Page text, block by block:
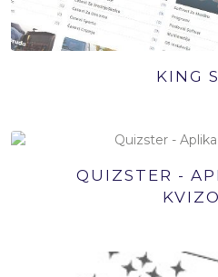
KING
QUIZSTER -